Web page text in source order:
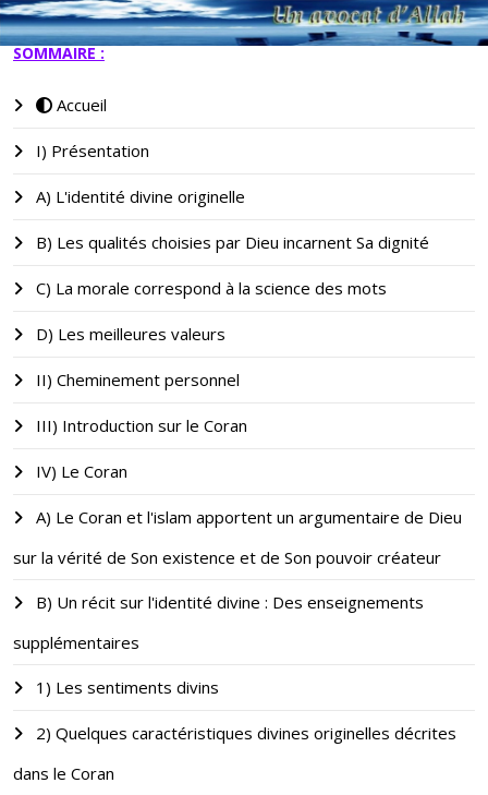
SOMMAIRE :
Accueil
I) Présentation
A) L'identité divine originelle
B) Les qualités choisies par Dieu incarnent Sa dignité
C) La morale correspond à la science des mots
D) Les meilleures valeurs
II) Cheminement personnel
III) Introduction sur le Coran
IV) Le Coran
A) Le Coran et l'islam apportent un argumentaire de Dieu
sur la vérité de Son existence et de Son pouvoir créateur
B) Un récit sur l'identité divine : Des enseignements
supplémentaires
1) Les sentiments divins
2) Quelques caractéristiques divines originelles décrites
dans le Coran